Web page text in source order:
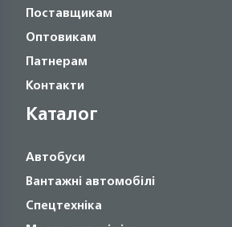
Поставщикам
Оптовикам
Патнерам
Контакти
Каталог
Автобуси
Вантажні автомобілі
Спецтехніка